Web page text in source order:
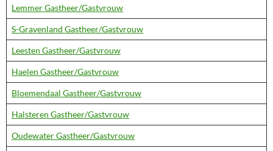
Lemmer Gastheer/Gastvrouw
S-Gravenland Gastheer/Gastvrouw
Leesten Gastheer/Gastvrouw
Haelen Gastheer/Gastvrouw
Bloemendaal Gastheer/Gastvrouw
Halsteren Gastheer/Gastvrouw
Oudewater Gastheer/Gastvrouw